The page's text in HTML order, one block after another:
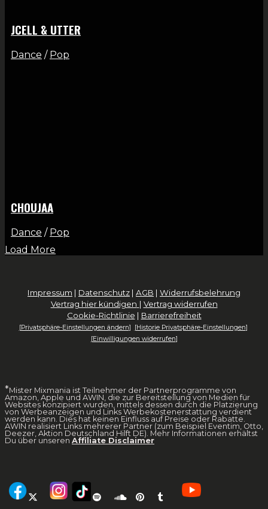
JCELL & UTTER
Dance / Pop
CHOUJAA
Dance / Pop
Load More
Impressum | Datenschutz | AGB | Widerrufsbelehrung
Vertrag hier kündigen | Vertrag widerrufen
Cookie-Richtlinie | Barrierefreiheit
Privatsphäre-Einstellungen ändern
Historie Privatsphäre-Einstellungen
Einwilligungen widerrufen
*Mister Mixmania ist Teilnehmer der Partnerprogramme von
Amazon, Apple und AWIN, die zur Bereitstellung von Medien für
Websites konzipiert wurden, mittels dessen durch die Platzierung
von Werbeanzeigen und Links Werbekostenerstattung verdient
werden kann. Dies hat keinen Einfluss auf Preise oder Rabatte.
AWIN realisiert Links mehrerer Partner (zum Beispiel Eventim, Otto,
Deezer, Aktion Deutschland Hilft DE). Mehr Informationen erhältst
Du über unseren Affiliate Disclaimer